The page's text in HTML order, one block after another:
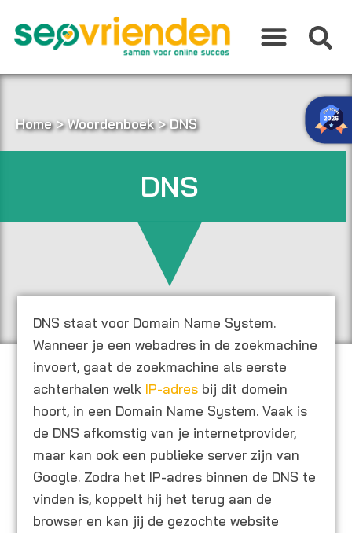
naar
inhoud
Home>Woordenboek>DNS
DNS
DNS staat voor Domain Name System.
Wanneer je een webadres in de zoekmachine
invoert, gaat de zoekmachine als eerste
achterhalen welk IP-adres bij dit domein
hoort, in een Domain Name System. Vaak is
de DNS afkomstig van je internetprovider,
maar kan ook een publieke server zijn van
Google. Zodra het IP-adres binnen de DNS te
vinden is, koppelt hij het terug aan de
browser en kan jij de gezochte website